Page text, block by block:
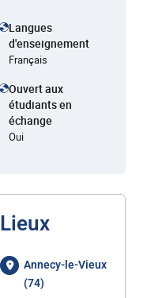
Langues
d'enseignement
Français
Ouvert aux
étudiants en
échange
Oui
Lieux
Annecy-le-Vieux
(74)